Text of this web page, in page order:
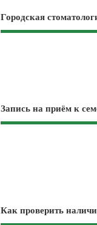
Городская
Запись на приём к
Как проверить